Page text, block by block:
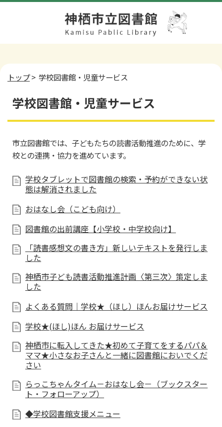
トップ> 学校図書館・児童サービス
学校図書館・児童サービス
市立図書館では、子どもたちの読書活動推進のために、学
校との連携・協力を進めています。
学校タブレットで図書館の検索・予約ができない状
態は解消されました
おはなし会（こども向け）
図書館の出前講座【小学校・中学校向け】
「読書感想文の書き方」新しいテキストを発行しま
した
神栖市子ども読書活動推進計画〈第三次〉策定しま
した
よくある質問｜学校★（ほし）ほんお届けサービス
学校★(ほし)ほん お届けサービス
神栖市に転入してきた★初めて子育てをするパパ＆
ママ★小さなお子さんと一緒に図書館においでくだ
さい
らっこちゃんタイム－おはなし会－（ブックスター
ト・フォローアップ）
◆学校図書館支援メニュー